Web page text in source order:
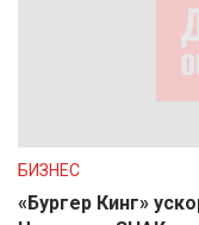
БИЗНЕС
«Бургер Кинг»